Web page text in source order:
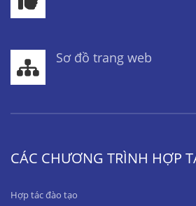
Sơ đồ trang web
CÁC CHƯƠNG TRÌNH HỢP
Hợp tác đào tạo